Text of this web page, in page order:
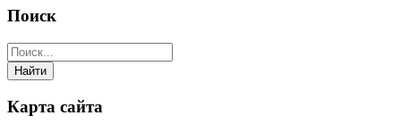
Поиск
Карта сайта